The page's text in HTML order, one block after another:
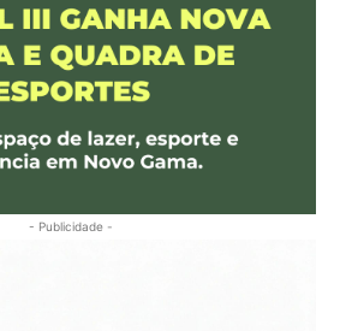
- Publicidade -